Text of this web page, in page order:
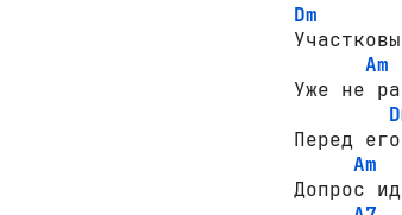
Dm
Am
Уже не
Перед
Am
Допрос